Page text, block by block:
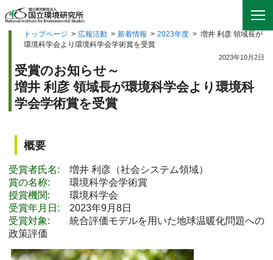
トップページ > 広報活動 > 新着情報 > 2023年度 > 増井 利彦 領域長が
環境科学会より環境科学会学術賞を受賞
2023年10月2日
受賞のお知らせ～
増井 利彦 領域長が環境科学会より環境科
学会学術賞を受賞
概要
受賞者氏名: 増井 利彦（社会システム領域）
賞の名称: 環境科学会学術賞
授賞機関: 環境科学会
受賞年月日: 2023年9月8日
受賞対象: 統合評価モデルを用いた地球温暖化問題への
政策評価